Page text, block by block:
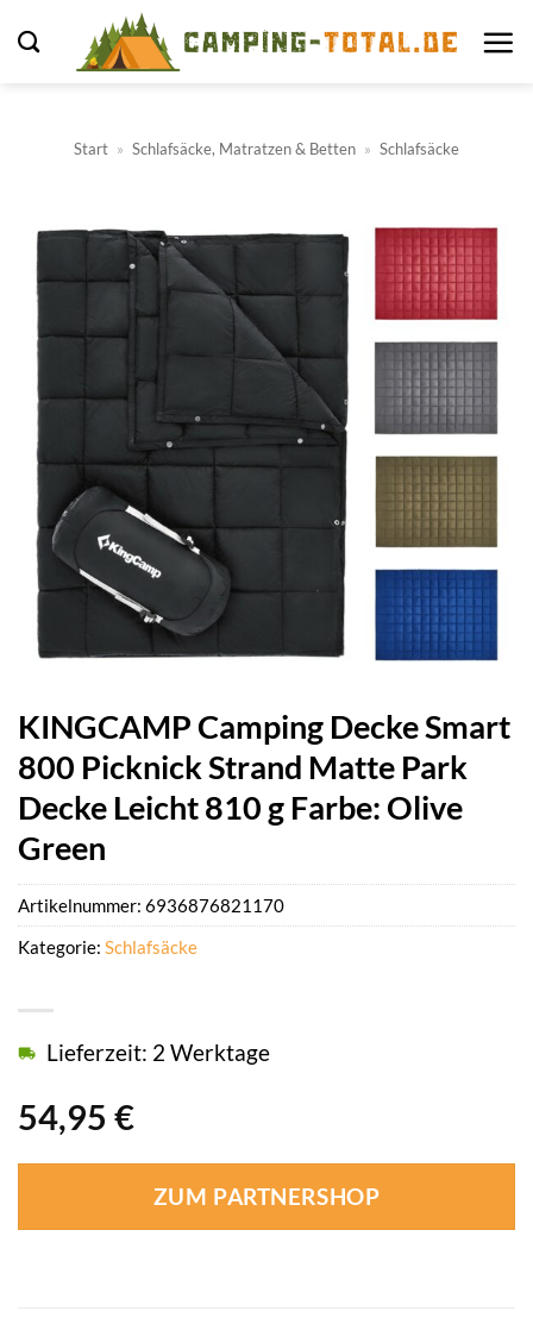
Inhalt
Start » Schlafsäcke, Matratzen & Betten » Schlafsäcke
KINGCAMP Camping Decke Smart
800 Picknick Strand Matte Park
Decke Leicht 810 g Farbe: Olive
Green
54,95 €
Lieferzeit: 2 Werktage
ZUM PARTNERSHOP
Artikelnummer: 6936876821170
Kategorie: Schlafsäcke